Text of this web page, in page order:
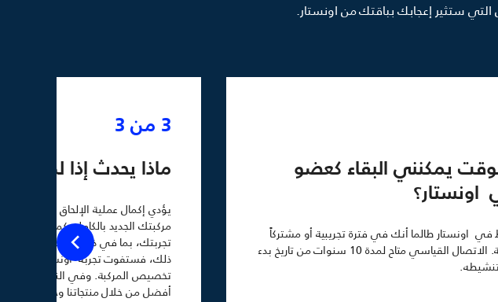
ستثير إعجابك بباقتك من اونستار.
يمكنني البقاء كعضو
اونستار طالما أنك في فترة تجريبية أو مشتركاً
في باقة نشطة. الاتصال القياسي متاح لمدة 10 سنوات من تاريخ بدء
3 من 3
ماذا يحدث إذا لم
يؤدي إكمال عملية الإلحاق إلى
مركبتك الجديد بالكامل. كما يتيح لك
تجربتك، بما في
ذلك، فستفوت تجربة اونستار ومزايا
تخصيص المركبة. وفي النهاية، يساعد
أفضل من خلال منتجاتنا وخدماتنا.